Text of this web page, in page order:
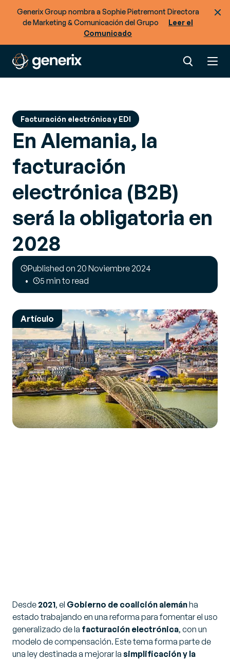
Generix Group nombra a Sophie Pietremont Directora
de Marketing & Comunicación del Grupo
Leer el
Comunicado
Facturación electrónica y EDI
En Alemania, la
facturación
electrónica (B2B)
será la obligatoria en
2028
Published on 20 Noviembre 2024
5 min to read
Artículo
Desde2021, el Gobierno de coalición alemánha
estado trabajando en una reforma para fomentar el uso
generalizado de la facturación electrónica, con un
modelo de compensación. Este tema forma parte de
una ley destinada a mejorar la simplificación y la